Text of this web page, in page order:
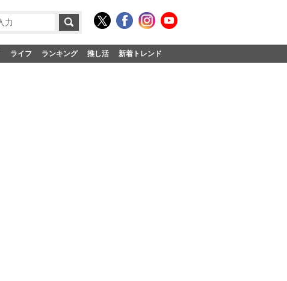
ライフ ランキング 推し活 新着トレンド